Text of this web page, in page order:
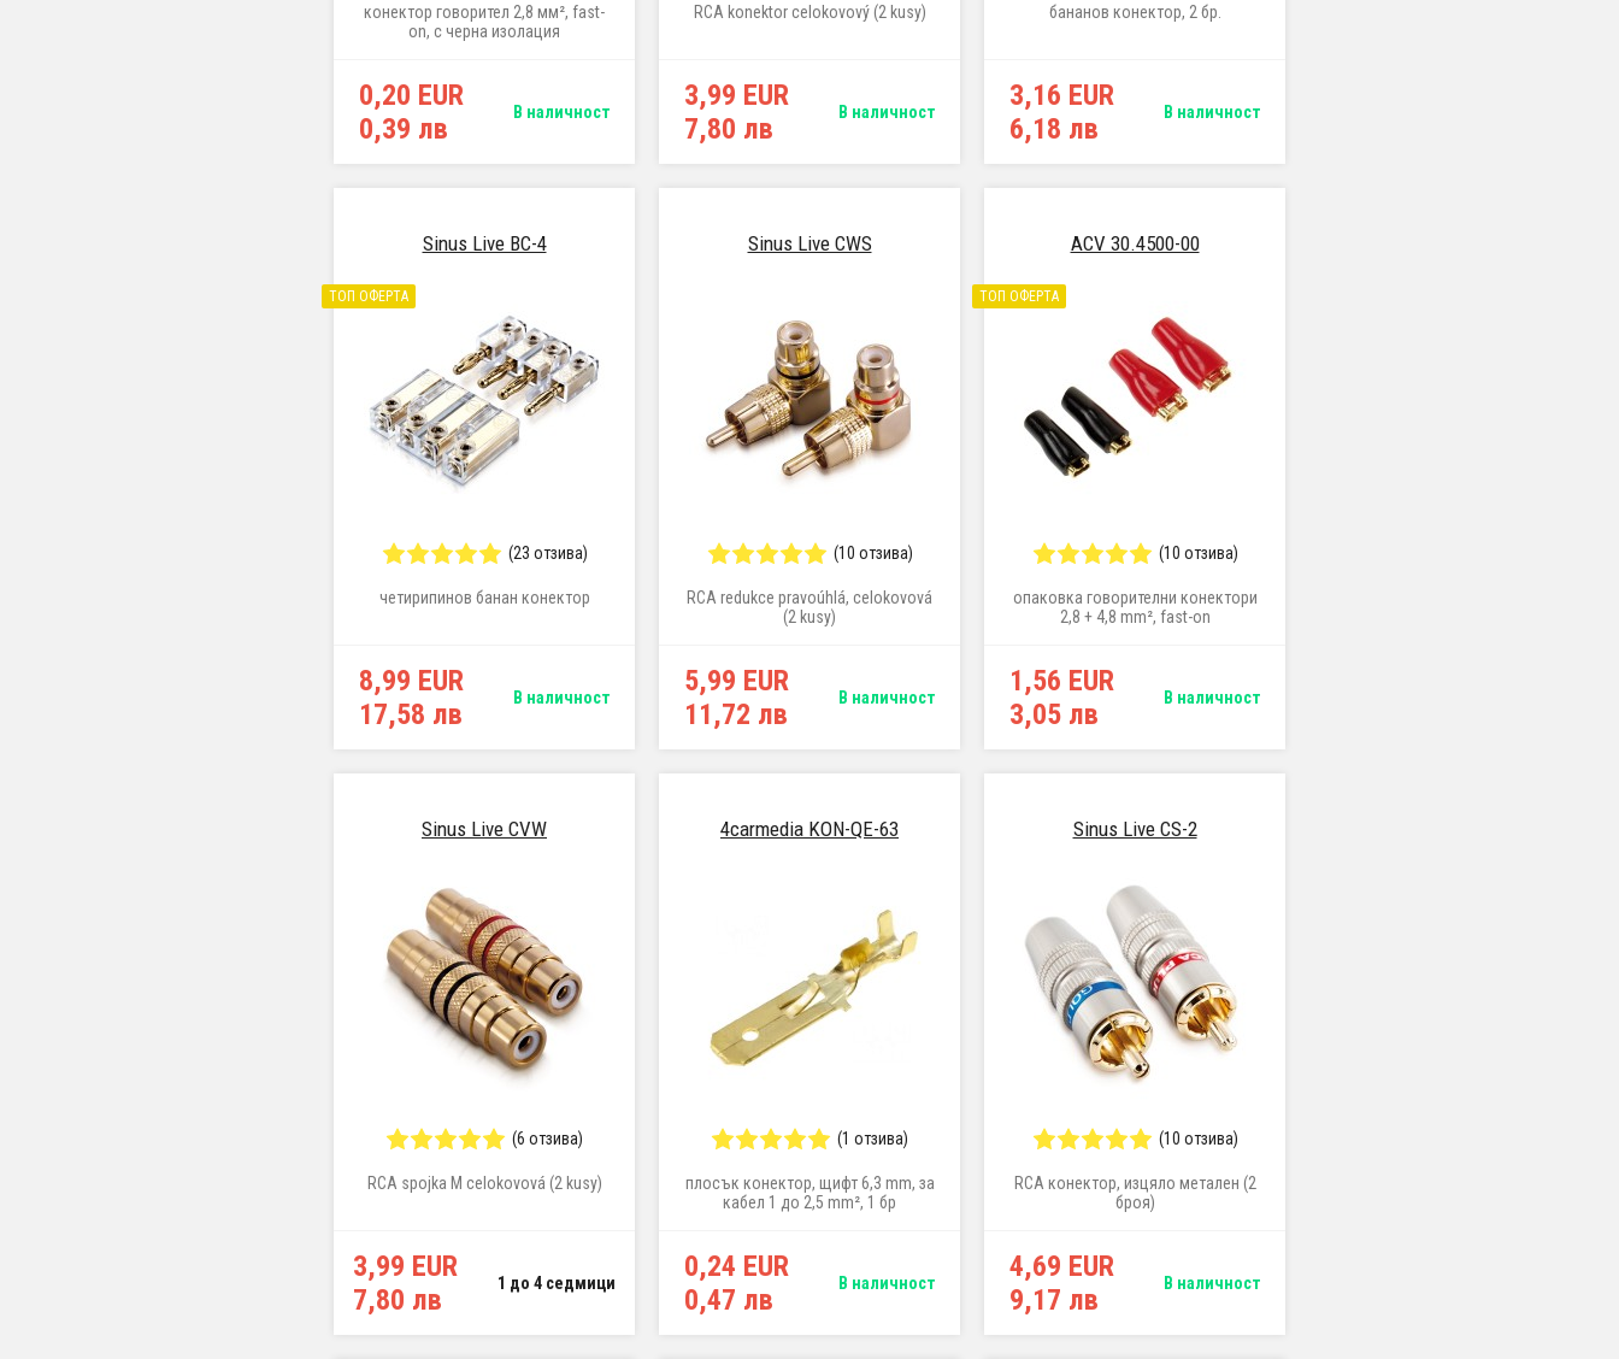
конектор говорител 2,8 мм², fast-
on, с черна изолация
0,20 EUR
0,39 лв
В наличност
RCA konektor celokovový (2 kusy)
3,99 EUR
7,80 лв
В наличност
бананов конектор, 2 бр.
3,16 EUR
6,18 лв
В наличност
Sinus Live BC-4
ТОП ОФЕРТА
(23 отзива)
четирипинов банан конектор
8,99 EUR
17,58 лв
В наличност
Sinus Live CWS
(10 отзива)
RCA redukce pravoúhlá, celokovová
(2 kusy)
5,99 EUR
11,72 лв
В наличност
ACV 30.4500-00
ТОП ОФЕРТА
(10 отзива)
опаковка говорителни конектори
2,8 + 4,8 mm², fast-on
1,56 EUR
3,05 лв
В наличност
Sinus Live CVW
(6 отзива)
RCA spojka M celokovová (2 kusy)
3,99 EUR
7,80 лв
1 до 4 седмици
4carmedia KON-QE-63
(1 отзива)
плосък конектор, щифт 6,3 mm, за
кабел 1 до 2,5 mm², 1 бр
0,24 EUR
0,47 лв
В наличност
Sinus Live CS-2
(10 отзива)
RCA конектор, изцяло метален (2
броя)
4,69 EUR
9,17 лв
В наличност